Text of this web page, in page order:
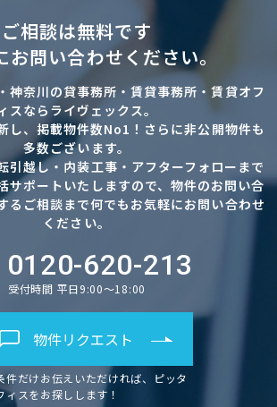
ご相談は無料です
お問い合わせください。
神奈川の貸事務所・賃貸事務所・賃貸オフ
スならライヴェックス。
し、掲載物件数No1！さらに非公開物件も
多数ございます。
引越し・内装工事・アフターフォローまで
サポートいたしますので、物件のお問い合
るご相談まで何でもお気軽にお問い合わせ
ください。
0120-620-213
受付時間 平日9:00～18:00
物件リクエスト
件だけお伝えいただければ、ピッタ
ィスをお探しします！